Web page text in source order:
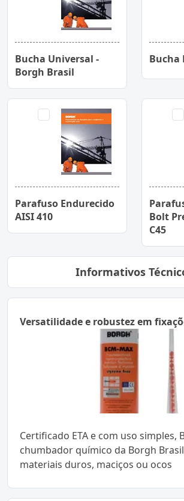
Bucha Universal -
Borgh Brasil
Bucha
Parafuso Endurecido
AISI 410
Bolt
C45
Informativos
Versatilidade e robustez em
Certificado ETA e com uso simples,
chumbador químico da Borgh
materiais duros, maciços ou ocos